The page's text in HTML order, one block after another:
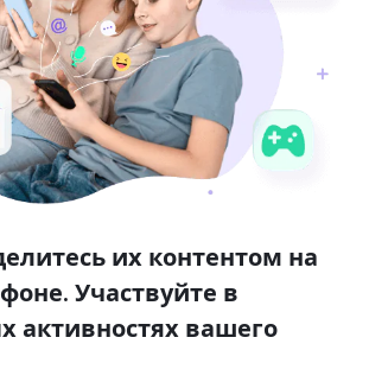
их контентом на
Участвуйте в
активностях вашего